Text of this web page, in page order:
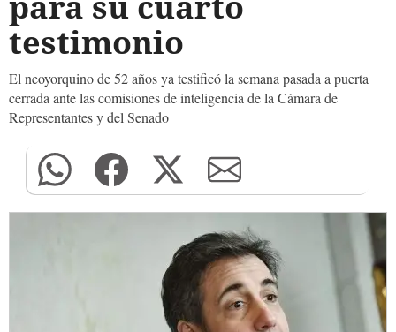
testimonio
El neoyorquino de 52 años ya testificó la semana pasada a puerta
cerrada ante las comisiones de inteligencia de la Cámara de
Representantes y del Senado